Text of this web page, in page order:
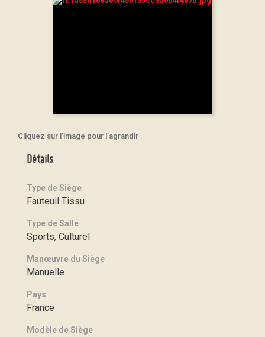
Cliquez sur l’image pour l’agrandir
Détails
Type de Siège
Fauteuil Tissu
Type de Salle
Sports, Culturel
Manœuvre du Siège
Manuelle
Pays
France
Modèle de Siège